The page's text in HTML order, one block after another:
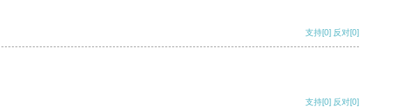
支持[0] 反对[0]
支持[0] 反对[0]